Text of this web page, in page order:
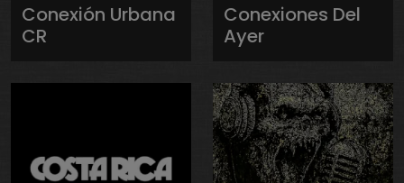
Conexión Urbana
CR
Conexiones Del
Ayer